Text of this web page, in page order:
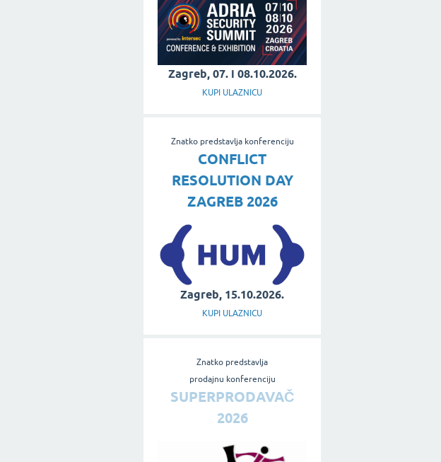
Zagreb, 07. i 08.10.2026.
KUPI ULAZNICU
Znatko predstavlja konferenciju
CONFLICT
RESOLUTION DAY
ZAGREB 2026
Zagreb, 15.10.2026.
KUPI ULAZNICU
Znatko predstavlja
prodajnu konferenciju
SUPERPRODAVAČ
2026